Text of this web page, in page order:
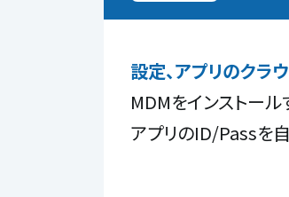
設定、アプリのクラ
MDMをインストー
アプリのID/Passを